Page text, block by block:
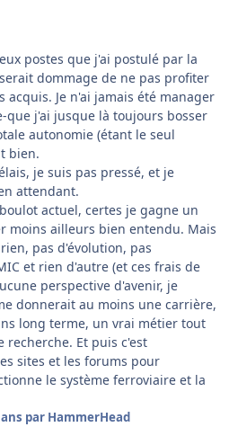
postes que j'ai postulé par la
dommage de ne pas profiter
acquis. Je n'ai jamais été manager
que j'ai jusque là toujours bosser
autonomie (étant le seul
bien.
je suis pas pressé, et je
attendant.
actuel, certes je gagne un
moins ailleurs bien entendu. Mais
pas d'évolution, pas
et rien d'autre (et ces frais de
perspective d'avenir, je
donnerait au moins une carrière,
long terme, un vrai métier tout
recherche. Et puis c'est
sites et les forums pour
le système ferroviaire et la
par HammerHead